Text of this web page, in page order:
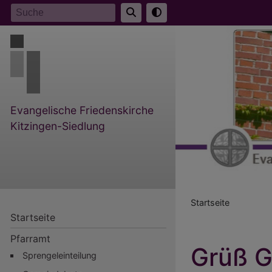
Direkt
zum
Inhalt
Evangelische Friedenskirche
Kitzingen-Siedlung
Startseite
Pfarramt
Sprengeleinteilung
Startseite
Grüß